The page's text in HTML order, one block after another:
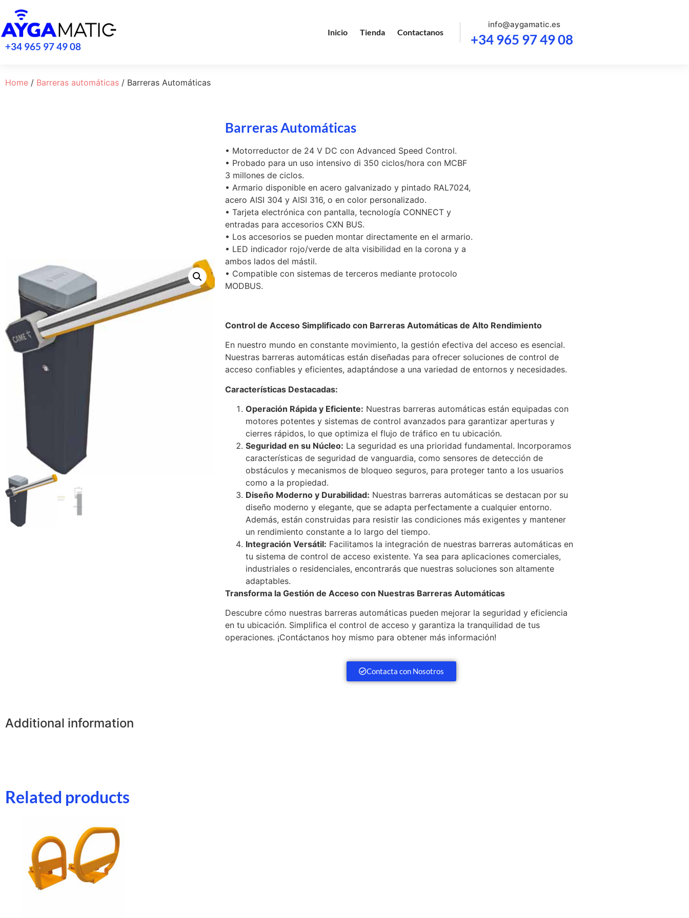
+34 965 97 49 08
Inicio Tienda Contactanos
info@aygamatic.es
+34 965 97 49 08
Home / Barreras automáticas / Barreras Automáticas
Barreras Automáticas
• Motorreductor de 24 V DC con Advanced Speed Control.
• Probado para un uso intensivo di 350 ciclos/hora con MCBF
3 millones de ciclos.
• Armario disponible en acero galvanizado y pintado RAL7024,
acero AISI 304 y AISI 316, o en color personalizado.
• Tarjeta electrónica con pantalla, tecnología CONNECT y
entradas para accesorios CXN BUS.
• Los accesorios se pueden montar directamente en el armario.
• LED indicador rojo/verde de alta visibilidad en la corona y a
ambos lados del mástil.
• Compatible con sistemas de terceros mediante protocolo
MODBUS.
Control de Acceso Simplificado con Barreras Automáticas de Alto Rendimiento
En nuestro mundo en constante movimiento, la gestión efectiva del acceso es esencial.
Nuestras barreras automáticas están diseñadas para ofrecer soluciones de control de
acceso confiables y eficientes, adaptándose a una variedad de entornos y necesidades.
Características Destacadas:
Operación Rápida y Eficiente: Nuestras barreras automáticas están equipadas con
motores potentes y sistemas de control avanzados para garantizar aperturas y
cierres rápidos, lo que optimiza el flujo de tráfico en tu ubicación.
Seguridad en su Núcleo: La seguridad es una prioridad fundamental. Incorporamos
características de seguridad de vanguardia, como sensores de detección de
obstáculos y mecanismos de bloqueo seguros, para proteger tanto a los usuarios
como a la propiedad.
Diseño Moderno y Durabilidad: Nuestras barreras automáticas se destacan por su
diseño moderno y elegante, que se adapta perfectamente a cualquier entorno.
Además, están construidas para resistir las condiciones más exigentes y mantener
un rendimiento constante a lo largo del tiempo.
Integración Versátil: Facilitamos la integración de nuestras barreras automáticas en
tu sistema de control de acceso existente. Ya sea para aplicaciones comerciales,
industriales o residenciales, encontrarás que nuestras soluciones son altamente
adaptables.
Transforma la Gestión de Acceso con Nuestras Barreras Automáticas
Descubre cómo nuestras barreras automáticas pueden mejorar la seguridad y eficiencia
en tu ubicación. Simplifica el control de acceso y garantiza la tranquilidad de tus
operaciones. ¡Contáctanos hoy mismo para obtener más información!
Contacta con Nosotros
Additional information
Related products